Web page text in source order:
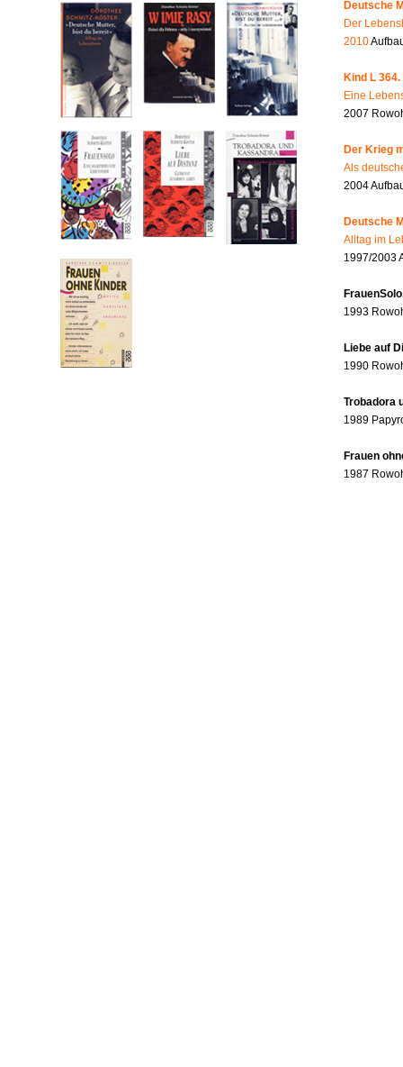
Deutsche
Der
2010
Kind L 364.
Eine
2007
Der Krieg
Als
2004
Deutsche
Alltag im
1997/2003
1993
Liebe auf
1990
Trobadora
1989
Frauen
1987